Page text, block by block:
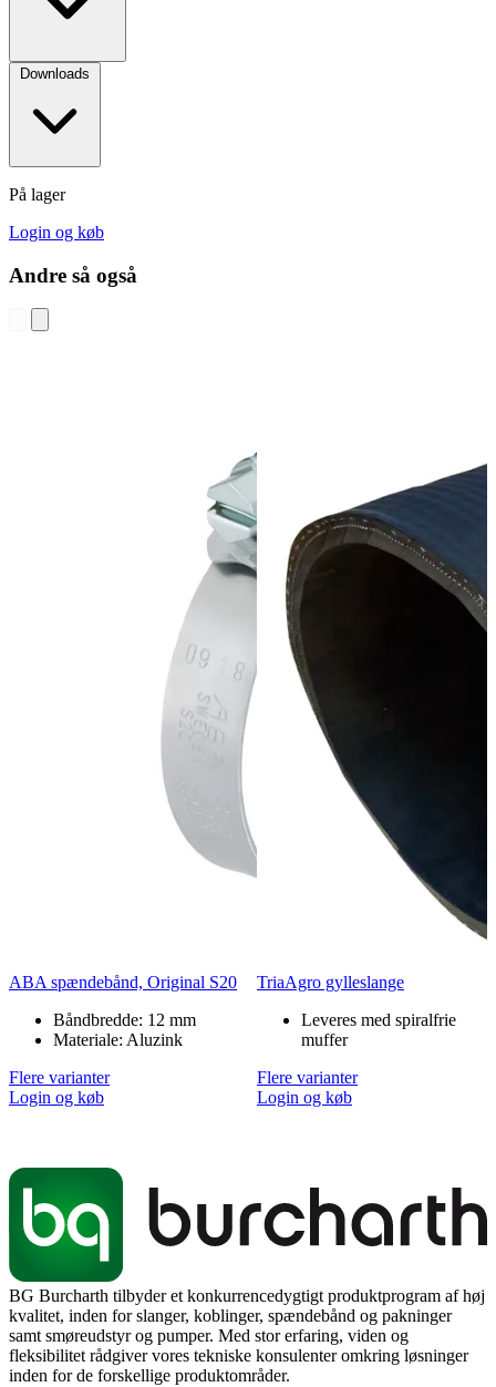
Downloads
På lager
Login og køb
Andre så også
ABA spændebånd, Original S20
Båndbredde: 12 mm
Materiale: Aluzink
Flere varianter
Login og køb
TriaAgro gylleslange
Leveres med spiralfrie
muffer
Flere varianter
Login og køb
BG Burcharth tilbyder et konkurrencedygtigt produktprogram af høj
kvalitet, inden for slanger, koblinger, spændebånd og pakninger
samt smøreudstyr og pumper. Med stor erfaring, viden og
fleksibilitet rådgiver vores tekniske konsulenter omkring løsninger
inden for de forskellige produktområder.